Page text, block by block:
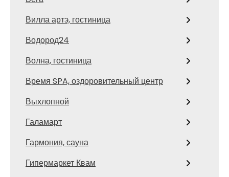
Вилла артэ, гостиница
Водород24
Волна, гостиница
Время SPA, оздоровительный центр
Выхлопной
Галамарт
Гармония, сауна
Гипермаркет Квам